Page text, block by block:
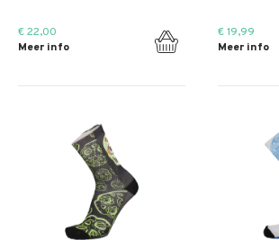
€ 22,00
Meer info
€ 19,99
Meer info